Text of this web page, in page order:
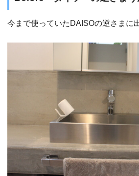
今まで使っていたDAISOの逆さまに